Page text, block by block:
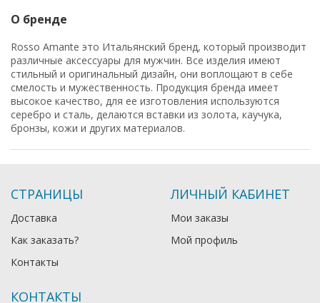
О бренде
Rosso Amante это Итальянский бренд, который производит
различные аксессуары для мужчин. Все изделия имеют
стильный и оригинальный дизайн, они воплощают в себе
смелость и мужественность. Продукция бренда имеет
высокое качество, для ее изготовления используются
серебро и сталь, делаются вставки из золота, каучука,
бронзы, кожи и других материалов.
СТРАНИЦЫ
Доставка
Как заказать?
Контакты
ЛИЧНЫЙ КАБИНЕТ
Мои заказы
Мой профиль
КОНТАКТЫ